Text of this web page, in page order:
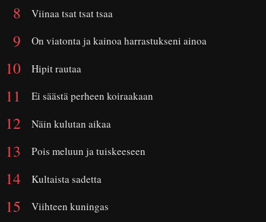
Viinaa tsat tsat tsaa
On viatonta ja kainoa harrastukseni ainoa
Hipit rautaa
Ei säästä perheen koiraakaan
Näin kulutan aikaa
Pois meluun ja tuiskeeseen
Kultaista sadetta
Viihteen kuningas